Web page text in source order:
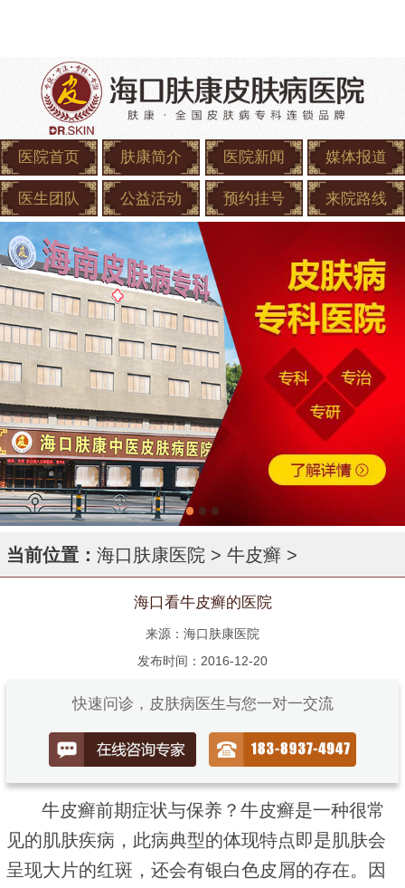
医院首页 肤康简介 医院新闻 媒体报道
医生团队 公益活动 预约挂号 来院路线
当前位置： 海口肤康医院 > 牛皮癣 >
海口看牛皮癣的医院
来源：海口肤康医院
发布时间：2016-12-20
快速问诊，皮肤病医生与您一对一交流
牛皮癣前期症状与保养？牛皮癣是一种很常
见的肌肤疾病，此病典型的体现特点即是肌肤会
呈现大片的红斑，还会有银白色皮屑的存在。因